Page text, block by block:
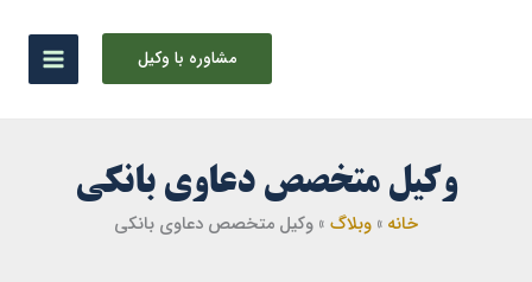
مشاوره با وکیل
وکیل متخصص دعاوی بانکی
خانه وبلاگ وکیل متخصص دعاوی بانکی